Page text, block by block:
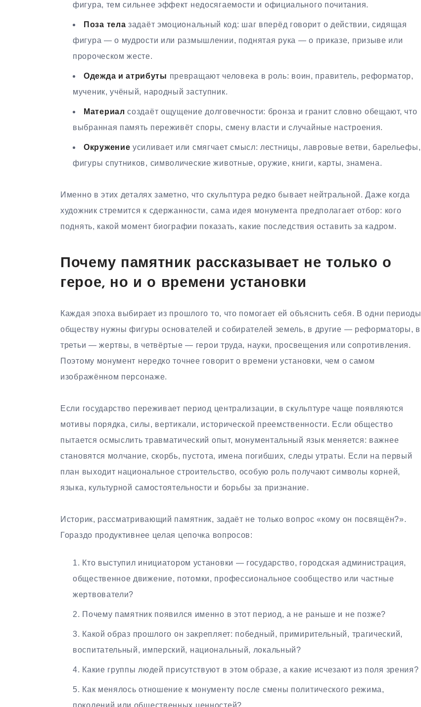
фигура, тем сильнее эффект недосягаемости и официального почитания.
Поза тела задаёт эмоциональный код: шаг вперёд говорит о действии, сидящая
фигура — о мудрости или размышлении, поднятая рука — о приказе, призыве или
пророческом жесте.
Одежда и атрибуты превращают человека в роль: воин, правитель, реформатор,
мученик, учёный, народный заступник.
Материал создаёт ощущение долговечности: бронза и гранит словно обещают, что
выбранная память переживёт споры, смену власти и случайные настроения.
Окружение усиливает или смягчает смысл: лестницы, лавровые ветви, барельефы,
фигуры спутников, символические животные, оружие, книги, карты, знамена.
Именно в этих деталях заметно, что скульптура редко бывает нейтральной. Даже когда
художник стремится к сдержанности, сама идея монумента предполагает отбор: кого
поднять, какой момент биографии показать, какие последствия оставить за кадром.
Почему памятник рассказывает не только о
герое, но и о времени установки
Каждая эпоха выбирает из прошлого то, что помогает ей объяснить себя. В одни периоды
обществу нужны фигуры основателей и собирателей земель, в другие — реформаторы, в
третьи — жертвы, в четвёртые — герои труда, науки, просвещения или сопротивления.
Поэтому монумент нередко точнее говорит о времени установки, чем о самом
изображённом персонаже.
Если государство переживает период централизации, в скульптуре чаще появляются
мотивы порядка, силы, вертикали, исторической преемственности. Если общество
пытается осмыслить травматический опыт, монументальный язык меняется: важнее
становятся молчание, скорбь, пустота, имена погибших, следы утраты. Если на первый
план выходит национальное строительство, особую роль получают символы корней,
языка, культурной самостоятельности и борьбы за признание.
Историк, рассматривающий памятник, задаёт не только вопрос «кому он посвящён?».
Гораздо продуктивнее целая цепочка вопросов:
Кто выступил инициатором установки — государство, городская администрация,
общественное движение, потомки, профессиональное сообщество или частные
жертвователи?
Почему памятник появился именно в этот период, а не раньше и не позже?
Какой образ прошлого он закрепляет: победный, примирительный, трагический,
воспитательный, имперский, национальный, локальный?
Какие группы людей присутствуют в этом образе, а какие исчезают из поля зрения?
Как менялось отношение к монументу после смены политического режима,